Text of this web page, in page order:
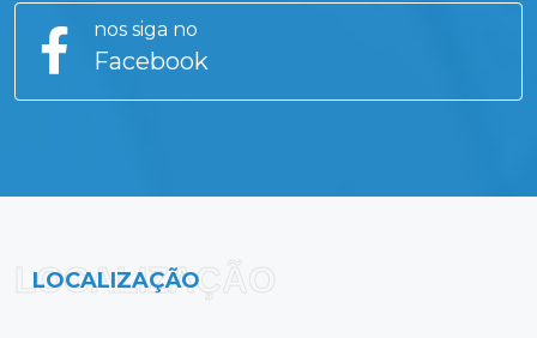
nos siga no
Facebook
LOCALIZAÇÃO
LOCALIZAÇÃO